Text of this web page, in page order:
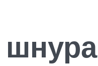
шнура